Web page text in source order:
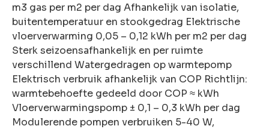
m3 gas per m2 per dag Afhankelijk van isolatie,
buitentemperatuur en stookgedrag Elektrische
vloerverwarming 0,05 – 0,12 kWh per m2 per dag
Sterk seizoensafhankelijk en per ruimte
verschillend Watergedragen op warmtepomp
Elektrisch verbruik afhankelijk van COP Richtlijn:
warmtebehoefte gedeeld door COP ≈ kWh
Vloerverwarmingspomp ± 0,1 – 0,3 kWh per dag
Modulerende pompen verbruiken 5-40 W,